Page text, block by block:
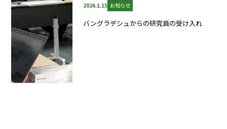
2026.1.15 お知らせ
バングラデシュからの研究員の受け入れ